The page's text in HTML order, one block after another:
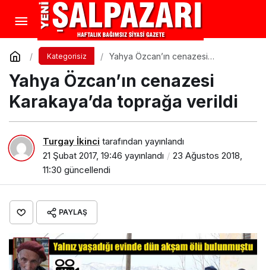
Kategorisiz
Yahya Özcan’ın cenazesi
Yahya Özcan’ın cenazesi
Karakaya’da toprağa verildi
Turgay İkinci tarafından yayınlandı
21 Şubat 2017, 19:46 yayınlandı
23 Ağustos 2018,
11:30 güncellendi
PAYLAŞ